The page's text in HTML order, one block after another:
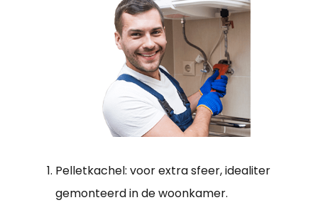
Pelletkachel: voor extra sfeer, idealiter
gemonteerd in de woonkamer.